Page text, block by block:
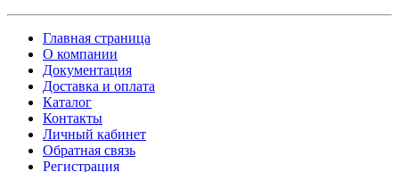
Главная страница
О компании
Документация
Доставка и оплата
Каталог
Контакты
Личный кабинет
Обратная связь
Регистрация